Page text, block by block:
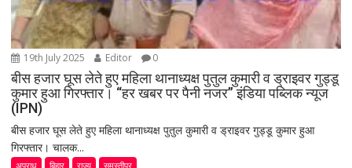
19th July 2025 Editor 0
बीस हजार घूस लेते हुए महिला थानाध्यक्ष पुतुल कुमारी व ड्राइवर गुड्डू
कुमार हुआ गिरफ्तार। “हर खबर पर पैनी नजर” इंडिया पब्लिक न्यूज
(IPN)
बीस हजार घूस लेते हुए महिला थानाध्यक्ष पुतुल कुमारी व ड्राइवर गुड्डू कुमार हुआ
गिरफ्तार। चालक...
अपराध बिहार राज्य समस्तीपुर